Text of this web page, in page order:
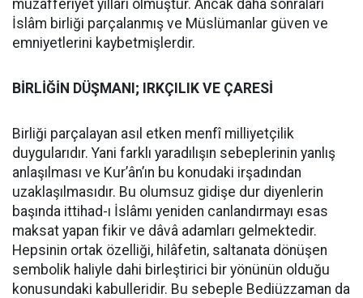
muzafferiyet yılları olmuştur. Ancak daha sonraları
İslâm birliği parçalanmış ve Müslümanlar güven ve
emniyetlerini kaybetmişlerdir.
BİRLİĞİN DÜŞMANI; IRKÇILIK VE ÇARESİ
Birliği parçalayan asıl etken menfî milliyetçilik
duygularıdır. Yani farklı yaradılışın sebeplerinin yanlış
anlaşılması ve Kur’ân’ın bu konudaki irşadından
uzaklaşılmasıdır. Bu olumsuz gidişe dur diyenlerin
başında ittihad-ı İslâmı yeniden canlandırmayı esas
maksat yapan fikir ve dâvâ adamları gelmektedir.
Hepsinin ortak özelliği, hilâfetin, saltanata dönüşen
sembolik haliyle dahi birleştirici bir yönünün olduğu
konusundaki kabulleridir. Bu sebeple Bediüzzaman da